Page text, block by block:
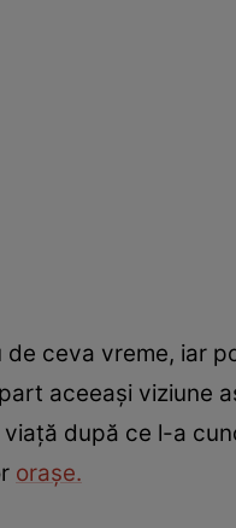
ceva vreme, iar
aceeași viziune
după ce l-a
orașe.